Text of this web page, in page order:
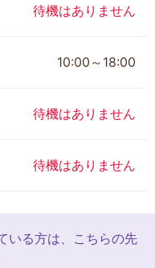
待機はありません
10:00～18:00
待機はありません
待機はありません
いる方は、こちらの先